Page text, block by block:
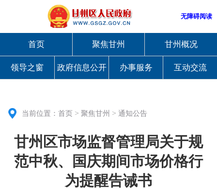
无障碍阅读
首页 聚焦甘州 甘州概况
领导之窗 政府信息公开 办事服务 互动交流
当前位置：首页 >聚焦甘州 >通知公告
甘州区市场监督管理局关于规
范中秋、国庆期间市场价格行
为提醒告诫书